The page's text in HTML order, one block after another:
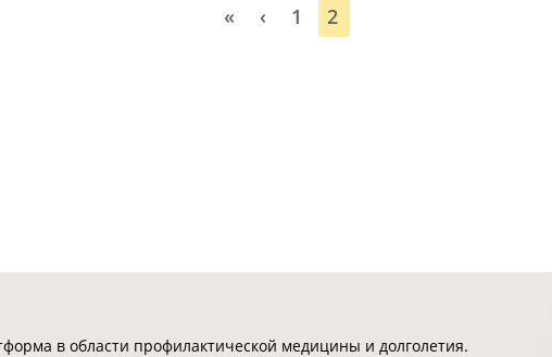
« ‹ 1 2
в области профилактической медицины и долголетия.